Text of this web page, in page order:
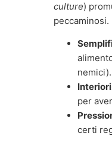
culture)
peccaminosi.
nemici).
per
certi